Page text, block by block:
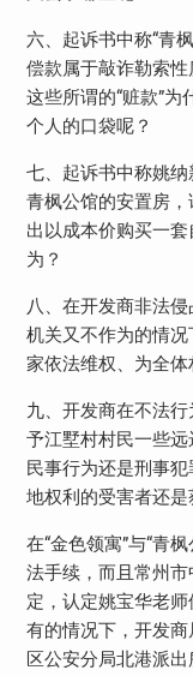
六、起诉书中称“青
偿款属于敲诈勒索
这些所谓的“赃款”
个人的口袋呢？
七、起诉书中称姚
青枫公馆的安置房
出以成本价购买一
为？
八、在开发商非法
机关又不作为的情
家依法维权、为全
九、开发商在不法
予江墅村村民一些
民事行为还是刑事
地权利的受害者还
在“金色领寓”与“青
法手续，而且常州
定，认定姚宝华老
有的情况下，开发
区公安分局北港派